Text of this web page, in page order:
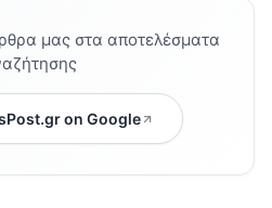
μας στα αποτελέσματα
on Google